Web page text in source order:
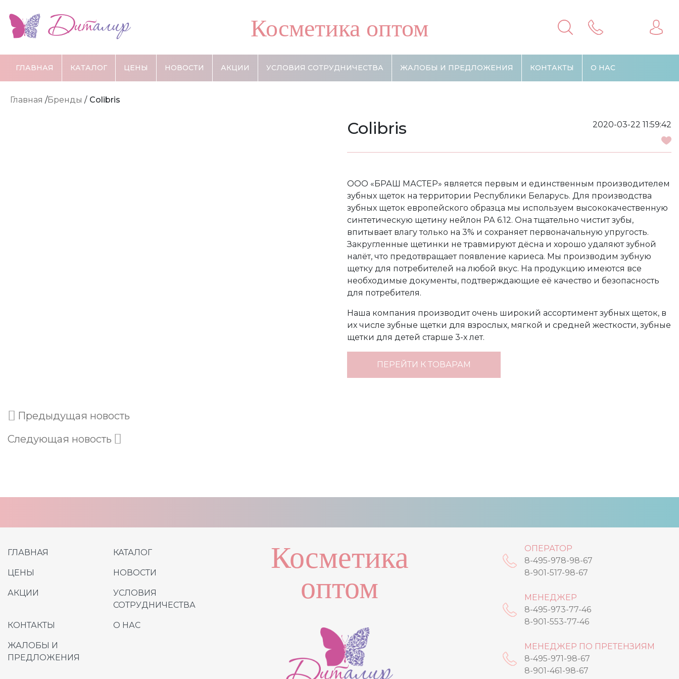
Косметика оптом
ГЛАВНАЯ КАТАЛОГ ЦЕНЫ НОВОСТИ АКЦИИ УСЛОВИЯ СОТРУДНИЧЕСТВА ЖАЛОБЫ И ПРЕДЛОЖЕНИЯ КОНТАКТЫ О НАС
Главная /Бренды / Colibris
Colibris 2020-03-22 11:59:42
ООО «БРАШ МАСТЕР» является первым и един­ственным производителем
зубных щеток на территории Республики Беларусь. Для производства
зубных ще­ток европейского образца мы используем высококаче­ственную
синтетическую щетину нейлон РА 6.12. Она тщательно чистит зубы,
впитывает влагу только на 3% и сохраняет первоначальную упругость.
Закругленные щетинки не травмируют дёсна и хорошо удаляют зуб­ной
налёт, что предотвращает появление кариеса. Мы производим зубную
щетку для потребителей на любой вкус. На продукцию имеются все
необходимые доку­менты, подтверждающие её качество и безопасность
для потребителя.
Наша компания производит очень широкий ас­сортимент зубных щеток, в
их числе зубные щетки для взрослых, мягкой и средней жесткости, зубные
щетки для детей старше 3-х лет.
ПЕРЕЙТИ К ТОВАРАМ
Предыдущая новость
Следующая новость
ГЛАВНАЯ КАТАЛОГ
ЦЕНЫ НОВОСТИ
АКЦИИ
УСЛОВИЯ
СОТРУДНИЧЕСТВА
ЖАЛОБЫ И
ПРЕДЛОЖЕНИЯ
КОНТАКТЫ О НАС
Косметика
оптом
ОПЕРАТОР
8-495-978-98-67
8-901-517-98-67
МЕНЕДЖЕР
8-495-973-77-46
8-901-553-77-46
МЕНЕДЖЕР ПО ПРЕТЕНЗИЯМ
8-495-971-98-67
8-901-461-98-67